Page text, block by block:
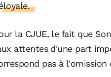
la CJUE, le fait que
attentes d'une part
pas à